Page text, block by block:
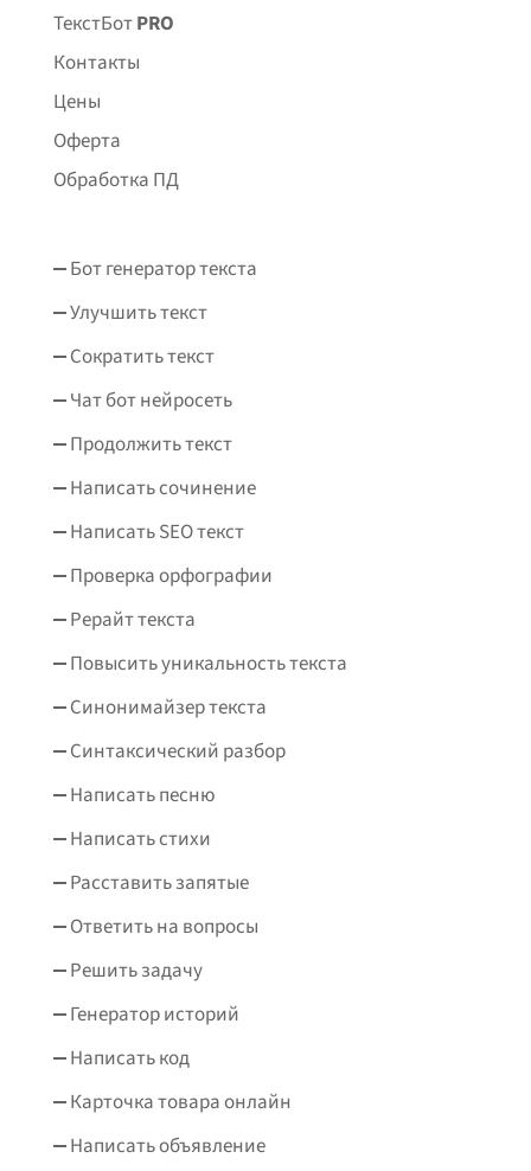
ТекстБотPRO
Контакты
Цены
Оферта
Обработка ПД
Бот генератор текста
Улучшить текст
Сократить текст
Чат бот нейросеть
Продолжить текст
Написать сочинение
Написать SEO текст
Проверка орфографии
Рерайт текста
Повысить уникальность текста
Синонимайзер текста
Синтаксический разбор
Написать песню
Написать стихи
Расставить запятые
Ответить на вопросы
Решить задачу
Генератор историй
Написать код
Карточка товара онлайн
Написать объявление